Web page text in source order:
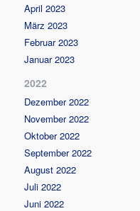
April 2023
März 2023
Februar 2023
Januar 2023
2022
Dezember 2022
November 2022
Oktober 2022
September 2022
August 2022
Juli 2022
Juni 2022